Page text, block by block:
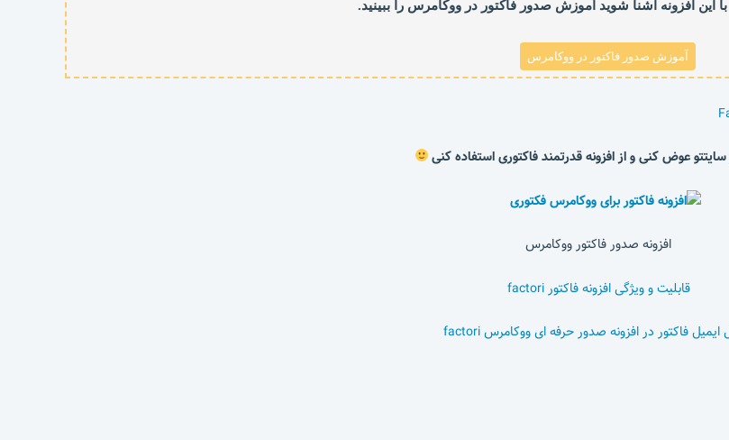
با این افزونه آشنا شوید آموزش صدور فاکتور در ووکامرس را ببینید.
آموزش صدور فاکتور در ووکامرس
عوض کنی و از افزونه قدرتمند فاکتوری استفاده کنی